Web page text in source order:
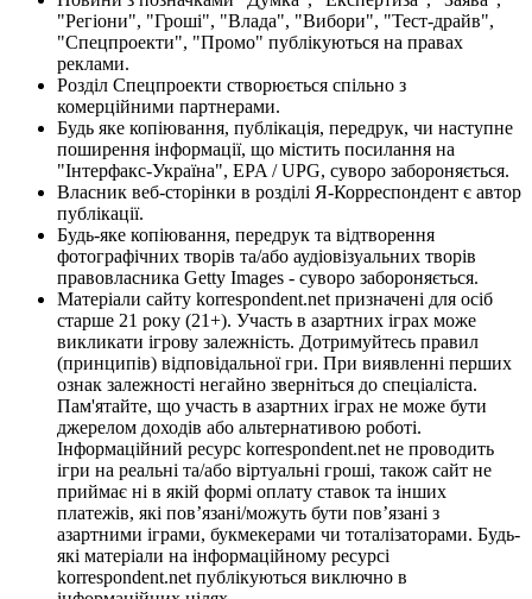
"Регіони", "Гроші", "Влада", "Вибори", "Тест-драйв",
"Спецпроекти", "Промо" публікуються на правах
реклами.
Розділ Спецпроекти створюється спільно з
комерційними партнерами.
Будь яке копіювання, публікація, передрук, чи наступне
поширення інформації, що містить посилання на
"Інтерфакс-Україна", EPA / UPG, суворо забороняється.
Власник веб-сторінки в розділі Я-Корреспондент є автор
публікації.
Будь-яке копіювання, передрук та відтворення
фотографічних творів та/або аудіовізуальних творів
правовласника Getty Images - суворо забороняється.
Матеріали сайту korrespondent.net призначені для осіб
старше 21 року (21+). Участь в азартних іграх може
викликати ігрову залежність. Дотримуйтесь правил
(принципів) відповідальної гри. При виявленні перших
ознак залежності негайно зверніться до спеціаліста.
Пам'ятайте, що участь в азартних іграх не може бути
джерелом доходів або альтернативою роботі.
Інформаційний ресурс korrespondent.net не проводить
ігри на реальні та/або віртуальні гроші, також сайт не
приймає ні в якій формі оплату ставок та інших
платежів, які пов’язані/можуть бути пов’язані з
азартними іграми, букмекерами чи тоталізаторами. Будь-
які матеріали на інформаційному ресурсі
korrespondent.net публікуються виключно в